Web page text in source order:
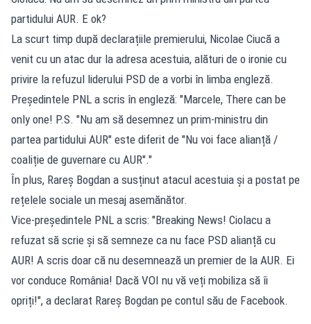
partidului AUR. E ok?
La scurt timp după declarațiile premierului, Nicolae Ciucă a
venit cu un atac dur la adresa acestuia, alături de o ironie cu
privire la refuzul liderului PSD de a vorbi în limba engleză.
Președintele PNL a scris în engleză: "Marcele, There can be
only one! P.S. "Nu am să desemnez un prim-ministru din
partea partidului AUR" este diferit de "Nu voi face alianță /
coaliție de guvernare cu AUR"."
În plus, Rareș Bogdan a susținut atacul acestuia și a postat pe
rețelele sociale un mesaj asemănător.
Vice-președintele PNL a scris: "Breaking News! Ciolacu a
refuzat să scrie și să semneze ca nu face PSD alianță cu
AUR! A scris doar că nu desemnează un premier de la AUR. Ei
vor conduce România! Dacă VOI nu vă veți mobiliza să îi
opriți!", a declarat Rareș Bogdan pe contul său de Facebook.